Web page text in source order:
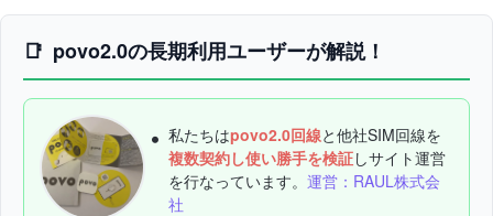
povo2.0の長期利用ユーザーが解説！
私たちはpovo2.0回線と他社SIM回線を
複数契約し使い勝手を検証しサイト運営
を行なっています。 運営：RAUL株式会
社